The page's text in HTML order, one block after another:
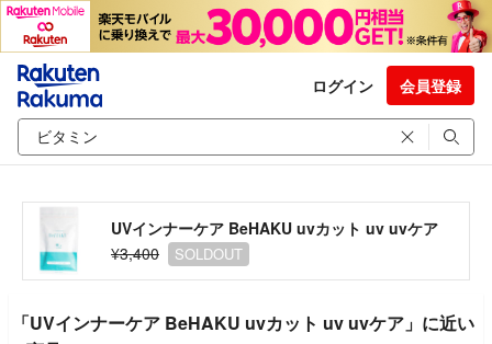
ログイン 会員登録
UVインナーケア BeHAKU uvカット uv uvケア
¥3,400
SOLDOUT
「UVインナーケア BeHAKU uvカット uv uvケア」に近い